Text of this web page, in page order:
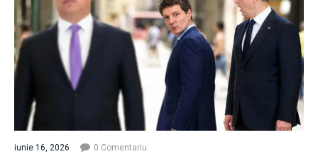
iunie 16, 2026 0 Comentariu